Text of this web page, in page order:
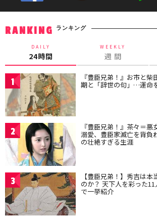
RANKING ランキング
DAILY
24時間
WEEKLY
週 間
1 『豊臣兄弟！』お市と
期と「辞世の句」…運命
2 『豊臣兄弟！』茶々＝
溺愛、豊臣家滅亡を背負
の壮絶すぎる生涯
3 【豊臣兄弟！】秀吉は
のか？ 天下人を彩った
で一挙紹介